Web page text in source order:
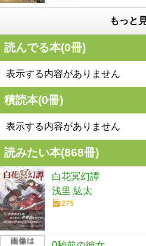
もっと
読んでる本(0冊)
表示する内容がありません
積読本(0冊)
表示する内容がありません
読みたい本(868冊)
白花冥幻譚
浅里 紘太
275